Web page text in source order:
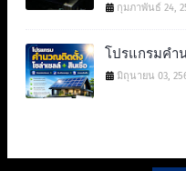
กุมภาพันธ์ 24,
โปรแกรมคำ
มิถุนายน 03,